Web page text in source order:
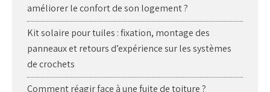
améliorer le confort de son logement ?
Kit solaire pour tuiles : fixation, montage des
panneaux et retours d’expérience sur les systèmes
de crochets
Comment réagir face à une fuite de toiture ?